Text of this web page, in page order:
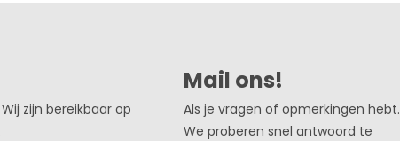
zijn bereikbaar op
Mail ons!
Als je vragen of opmerkingen hebt.
We proberen snel antwoord te